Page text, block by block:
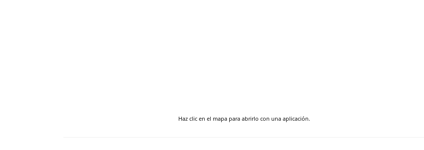
Haz clic en el mapa para abrirlo con una aplicación.